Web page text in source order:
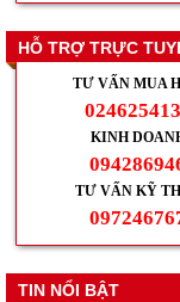
HỖ TRỢ TRỰC
TƯ VẤN MUA
KINH
TƯ VẤN KỸ
TIN NỔI BẬT